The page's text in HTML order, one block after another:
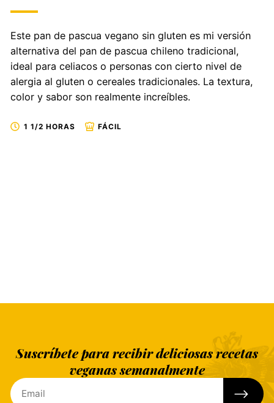
Este pan de pascua vegano sin gluten es mi versión
alternativa del pan de pascua chileno tradicional,
ideal para celiacos o personas con cierto nivel de
alergia al gluten o cereales tradicionales. La textura,
color y sabor son realmente increíbles.
1 1/2 HORAS FÁCIL
Suscríbete para recibir deliciosas recetas
veganas semanalmente